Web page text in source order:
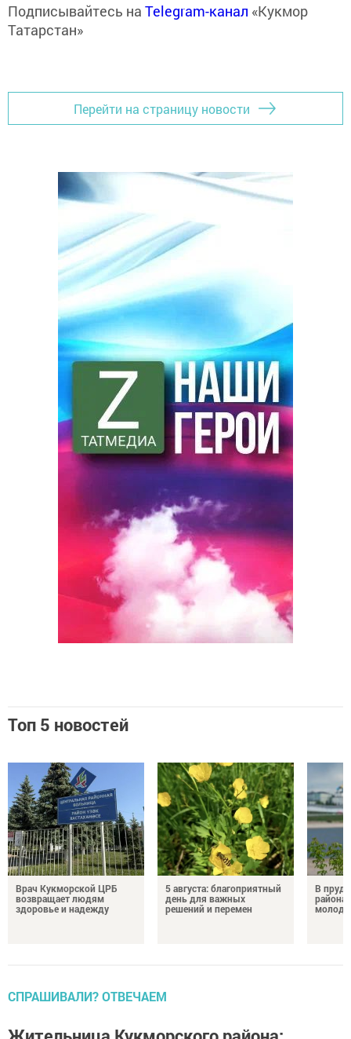
Подписывайтесь на Telegram-канал «Кукмор
Татарстан»
Перейти на страницу новости
Топ 5 новостей
Врач Кукморской ЦРБ
возвращает людям
здоровье и надежду
5 августа: благоприятный
день для важных
решений и перемен
В
района
СПРАШИВАЛИ? ОТВЕЧАЕМ